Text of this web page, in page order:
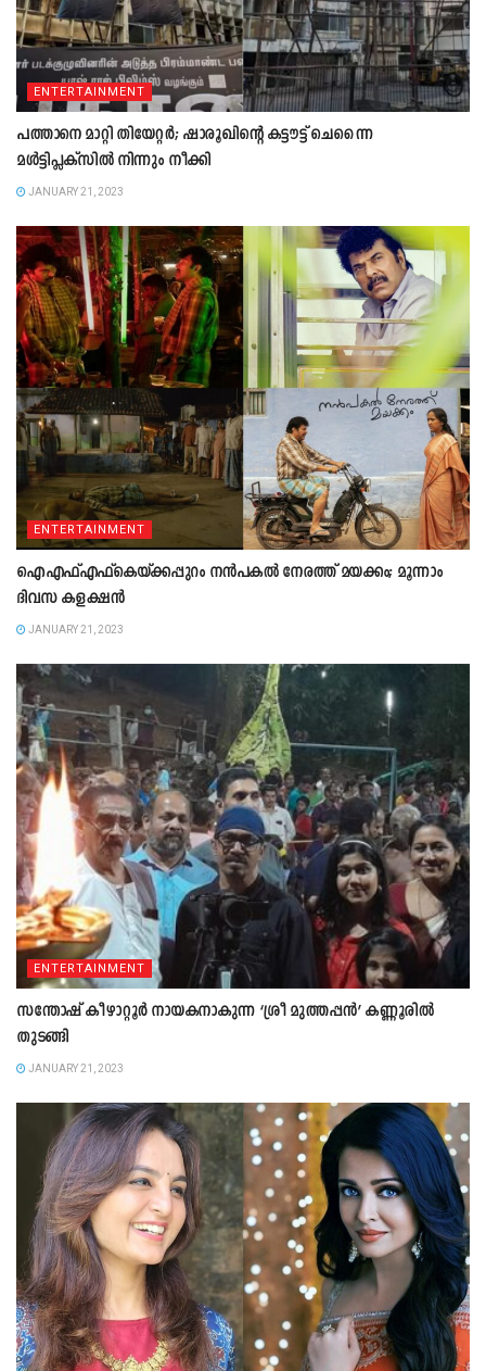
ENTERTAINMENT
പത്താനെ മാറ്റി തിയേറ്റർ; ഷാരൂഖിന്റെ കട്ടൗട്ട് ചെന്നൈ
മൾട്ടിപ്ലക്സിൽ നിന്നും നീക്കി
JANUARY 21, 2023
ENTERTAINMENT
ഐഎഫ്എഫ്കെയ്ക്കപ്പുറം നൻപകൽ നേരത്ത് മയക്കം; മൂന്നാം
ദിവസ കളക്ഷൻ
JANUARY 21, 2023
ENTERTAINMENT
സന്തോഷ് കീഴാറ്റൂർ നായകനാകുന്ന ‘ശ്രീ മുത്തപ്പൻ’ കണ്ണൂരിൽ
തുടങ്ങി
JANUARY 21, 2023